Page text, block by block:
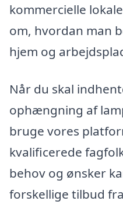
kommercielle
om, hvordan man
hjem og
Når du skal
ophængning af
bruge vores
kvalificerede
behov og ønsker
forskellige tilbud